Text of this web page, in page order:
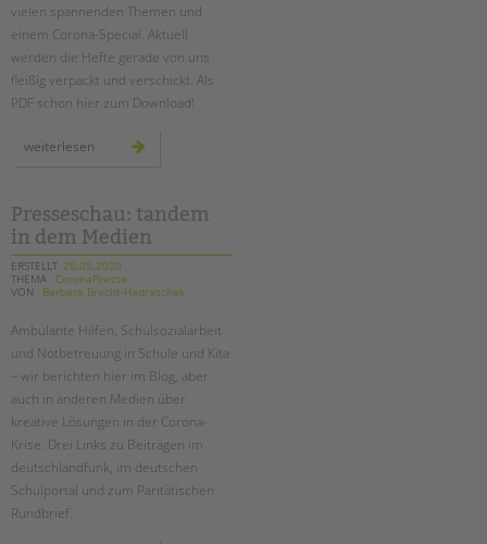
vielen spannenden Themen und
einem Corona-Special. Aktuell
werden die Hefte gerade von uns
fleißig verpackt und verschickt. Als
PDF schon hier zum Download!
weiterlesen ausgabe
magazin
ist
da!
Presseschau: tandem
in dem Medien
ERSTELLT 26.05.2020
THEMA CoronaPresse
VON
Barbara Brecht-Hadraschek
Ambulante Hilfen, Schulsozialarbeit
und Notbetreuung in Schule und Kita
– wir berichten hier im Blog, aber
auch in anderen Medien über
kreative Lösungen in der Corona-
Krise. Drei Links zu Beiträgen im
deutschlandfunk, im deutschen
Schulportal und zum Paritätischen
Rundbrief.